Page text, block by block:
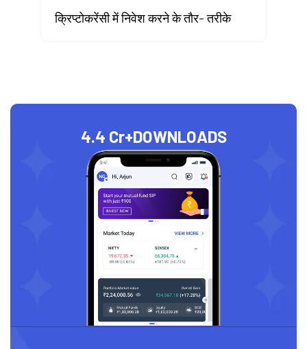
क्रिप्टोकरेंसी में निवेश करने के तौर- तरीके
4.4 Cr+DOWNLOADS